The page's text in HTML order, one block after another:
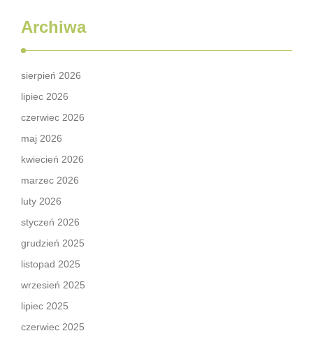
Archiwa
sierpień 2026
lipiec 2026
czerwiec 2026
maj 2026
kwiecień 2026
marzec 2026
luty 2026
styczeń 2026
grudzień 2025
listopad 2025
wrzesień 2025
lipiec 2025
czerwiec 2025